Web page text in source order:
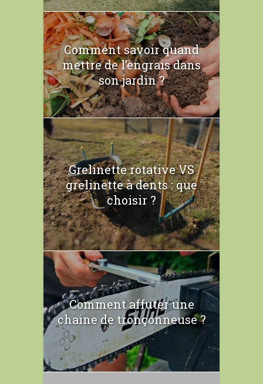
Comment savoir quand
mettre de l’engrais dans
son jardin ?
Grelinette rotative VS
grelinette à dents : que
choisir ?
Comment affuter une
chaine de tronçonneuse ?